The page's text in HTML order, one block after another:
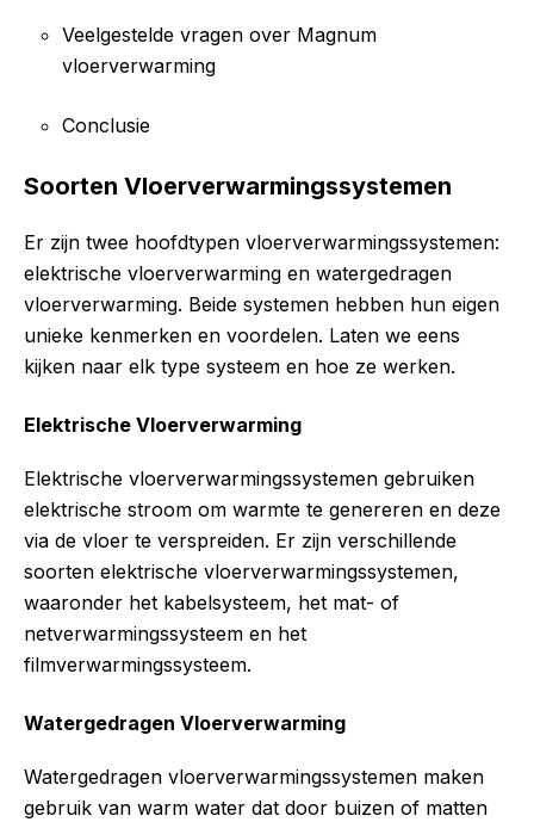
Veelgestelde vragen over Magnum
vloerverwarming
Conclusie
Soorten Vloerverwarmingssystemen
Er zijn twee hoofdtypen vloerverwarmingssystemen:
elektrische vloerverwarming en watergedragen
vloerverwarming. Beide systemen hebben hun eigen
unieke kenmerken en voordelen. Laten we eens
kijken naar elk type systeem en hoe ze werken.
Elektrische Vloerverwarming
Elektrische vloerverwarmingssystemen gebruiken
elektrische stroom om warmte te genereren en deze
via de vloer te verspreiden. Er zijn verschillende
soorten elektrische vloerverwarmingssystemen,
waaronder het kabelsysteem, het mat- of
netverwarmingssysteem en het
filmverwarmingssysteem.
Watergedragen Vloerverwarming
Watergedragen vloerverwarmingssystemen maken
gebruik van warm water dat door buizen of matten